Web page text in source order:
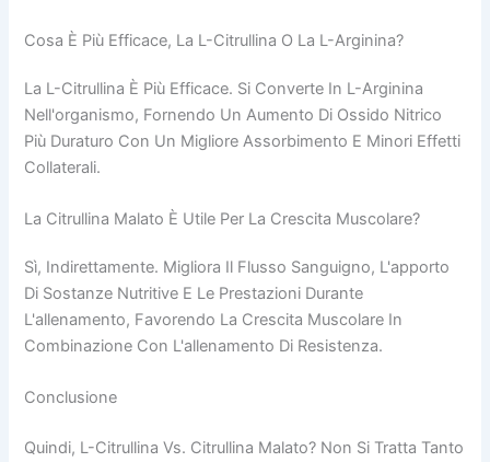
Cosa È Più Efficace, La L-Citrullina O La L-Arginina?
La L-Citrullina È Più Efficace. Si Converte In L-Arginina
Nell'organismo, Fornendo Un Aumento Di Ossido Nitrico
Più Duraturo Con Un Migliore Assorbimento E Minori Effetti
Collaterali.
La Citrullina Malato È Utile Per La Crescita Muscolare?
Sì, Indirettamente. Migliora Il Flusso Sanguigno, L'apporto
Di Sostanze Nutritive E Le Prestazioni Durante
L'allenamento, Favorendo La Crescita Muscolare In
Combinazione Con L'allenamento Di Resistenza.
Conclusione
Quindi, L-Citrullina Vs. Citrullina Malato? Non Si Tratta Tanto